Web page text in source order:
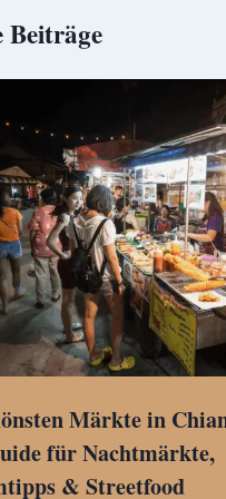
Märkte in
für Nachtmärkte,
& Streetfood